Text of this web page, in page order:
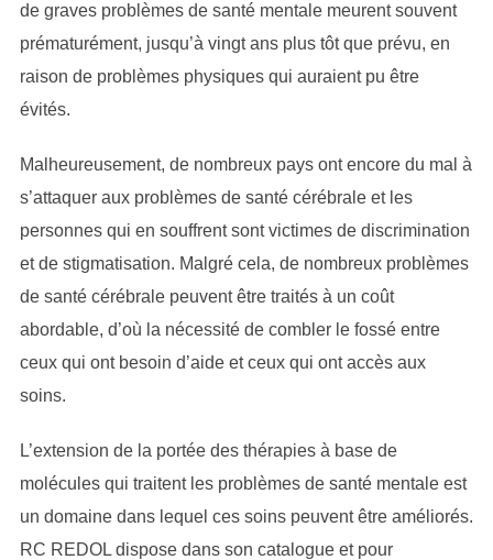
de graves problèmes de santé mentale meurent souvent
prématurément, jusqu’à vingt ans plus tôt que prévu, en
raison de problèmes physiques qui auraient pu être
évités.
Malheureusement, de nombreux pays ont encore du mal à
s’attaquer aux problèmes de santé cérébrale et les
personnes qui en souffrent sont victimes de discrimination
et de stigmatisation. Malgré cela, de nombreux problèmes
de santé cérébrale peuvent être traités à un coût
abordable, d’où la nécessité de combler le fossé entre
ceux qui ont besoin d’aide et ceux qui ont accès aux
soins.
L’extension de la portée des thérapies à base de
molécules qui traitent les problèmes de santé mentale est
un domaine dans lequel ces soins peuvent être améliorés.
RC REDOL dispose dans son catalogue et pour